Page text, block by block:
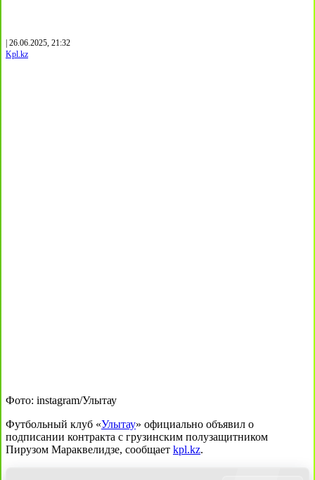
| 26.06.2025, 21:32
Kpl.kz
Фото: instagram/Улытау
Футбольный клуб «Улытау» официально объявил о
подписании контракта с грузинским полузащитником
Пирузом Мараквелидзе, сообщает kpl.kz.